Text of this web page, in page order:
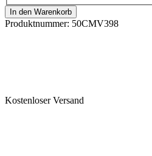
In den Warenkorb
Produktnummer: 50CMV398
Kostenloser Versand